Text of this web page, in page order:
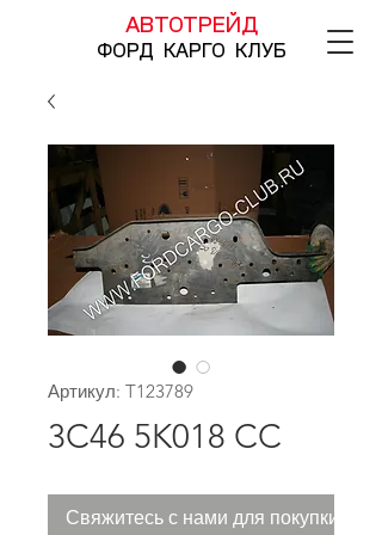
АВТОТРЕЙД
ФОРД КАРГО КЛУБ
Артикул: T123789
3C46 5K018 CC
Свяжитесь с нами для покупки